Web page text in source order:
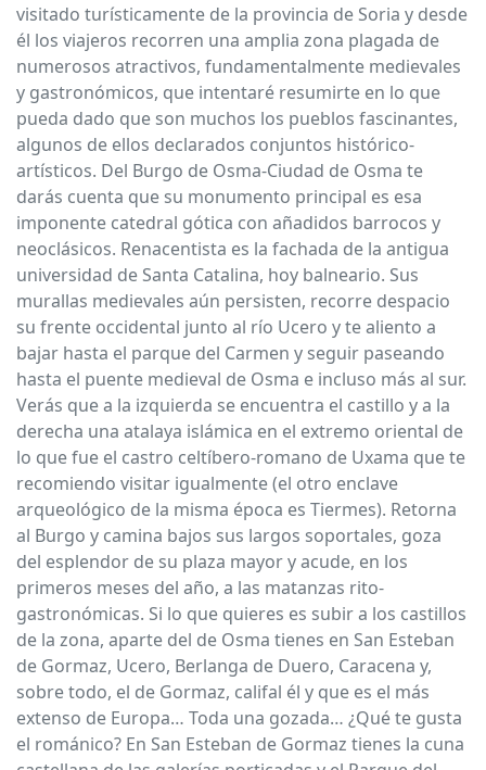
visitado turísticamente de la provincia de Soria y desde
él los viajeros recorren una amplia zona plagada de
numerosos atractivos, fundamentalmente medievales
y gastronómicos, que intentaré resumirte en lo que
pueda dado que son muchos los pueblos fascinantes,
algunos de ellos declarados conjuntos histórico-
artísticos. Del Burgo de Osma-Ciudad de Osma te
darás cuenta que su monumento principal es esa
imponente catedral gótica con añadidos barrocos y
neoclásicos. Renacentista es la fachada de la antigua
universidad de Santa Catalina, hoy balneario. Sus
murallas medievales aún persisten, recorre despacio
su frente occidental junto al río Ucero y te aliento a
bajar hasta el parque del Carmen y seguir paseando
hasta el puente medieval de Osma e incluso más al sur.
Verás que a la izquierda se encuentra el castillo y a la
derecha una atalaya islámica en el extremo oriental de
lo que fue el castro celtíbero-romano de Uxama que te
recomiendo visitar igualmente (el otro enclave
arqueológico de la misma época es Tiermes). Retorna
al Burgo y camina bajos sus largos soportales, goza
del esplendor de su plaza mayor y acude, en los
primeros meses del año, a las matanzas rito-
gastronómicas. Si lo que quieres es subir a los castillos
de la zona, aparte del de Osma tienes en San Esteban
de Gormaz, Ucero, Berlanga de Duero, Caracena y,
sobre todo, el de Gormaz, califal él y que es el más
extenso de Europa… Toda una gozada… ¿Qué te gusta
el románico? En San Esteban de Gormaz tienes la cuna